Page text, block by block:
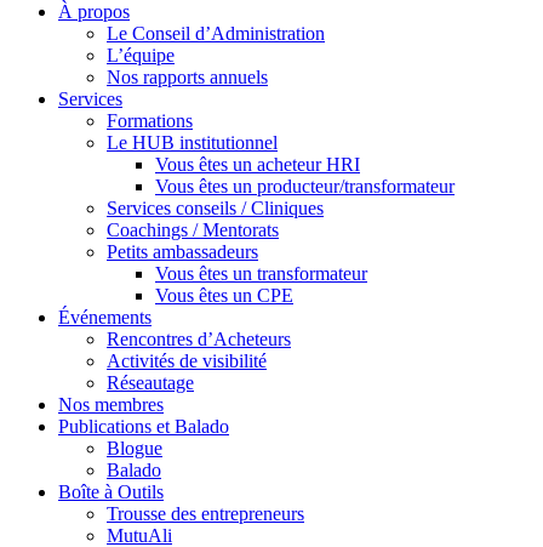
À propos
Le Conseil d’Administration
L’équipe
Nos rapports annuels
Services
Formations
Le HUB institutionnel
Vous êtes un acheteur HRI
Vous êtes un producteur/transformateur
Services conseils / Cliniques
Coachings / Mentorats
Petits ambassadeurs
Vous êtes un transformateur
Vous êtes un CPE
Événements
Rencontres d’Acheteurs
Activités de visibilité
Réseautage
Nos membres
Publications et Balado
Blogue
Balado
Boîte à Outils
Trousse des entrepreneurs
MutuAli